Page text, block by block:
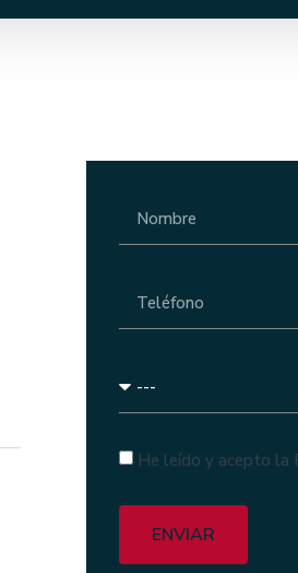
He leído y acepto la
ENVIAR